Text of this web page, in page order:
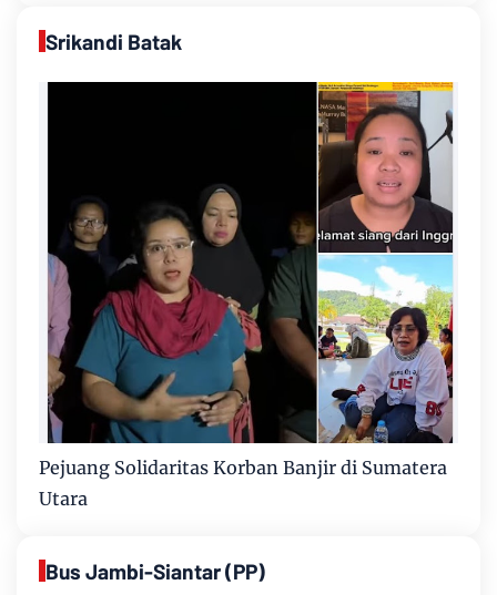
Srikandi Batak
Pejuang Solidaritas Korban Banjir di Sumatera
Utara
Bus Jambi-Siantar (PP)